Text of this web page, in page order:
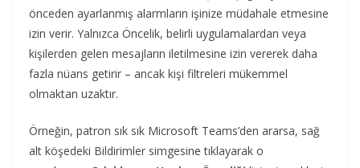
önceden ayarlanmış alarmların işinize müdahale etmesine
izin verir. Yalnızca Öncelik, belirli uygulamalardan veya
kişilerden gelen mesajların iletilmesine izin vererek daha
fazla nüans getirir – ancak kişi filtreleri mükemmel
olmaktan uzaktır.
Örneğin, patron sık sık Microsoft Teams’den ararsa, sağ
alt köşedeki Bildirimler simgesine tıklayarak o